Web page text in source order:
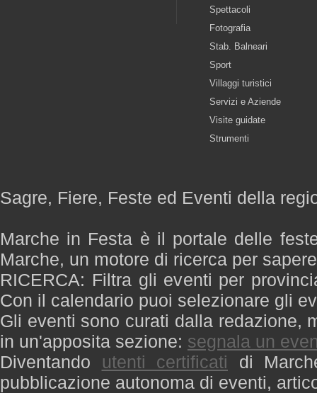
Spettacoli
Fotografia
Stab. Balneari
Sport
Villaggi turistici
Servizi e Aziende
Visite guidate
Strumenti
Sagre, Fiere, Feste ed Eventi della
Marche in Festa è il portale delle
Marche, un motore di ricerca per
RICERCA: Filtra gli eventi per
Con il calendario puoi selezionare gli
Gli eventi sono curati dalla redazione,
in un'apposita sezione: segnala un
Diventando utenti certificati di
pubblicazione autonoma di eventi,